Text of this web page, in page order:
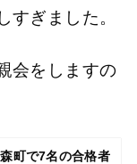
すぎました。
会をしますの
町で7名の合格者